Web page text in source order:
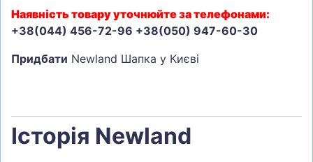
Наявність товару уточнюйте за телефонами:
+38(044) 456-72-96 +38(050) 947-60-30
Придбати Newland Шапка у Києві
Історія Newland